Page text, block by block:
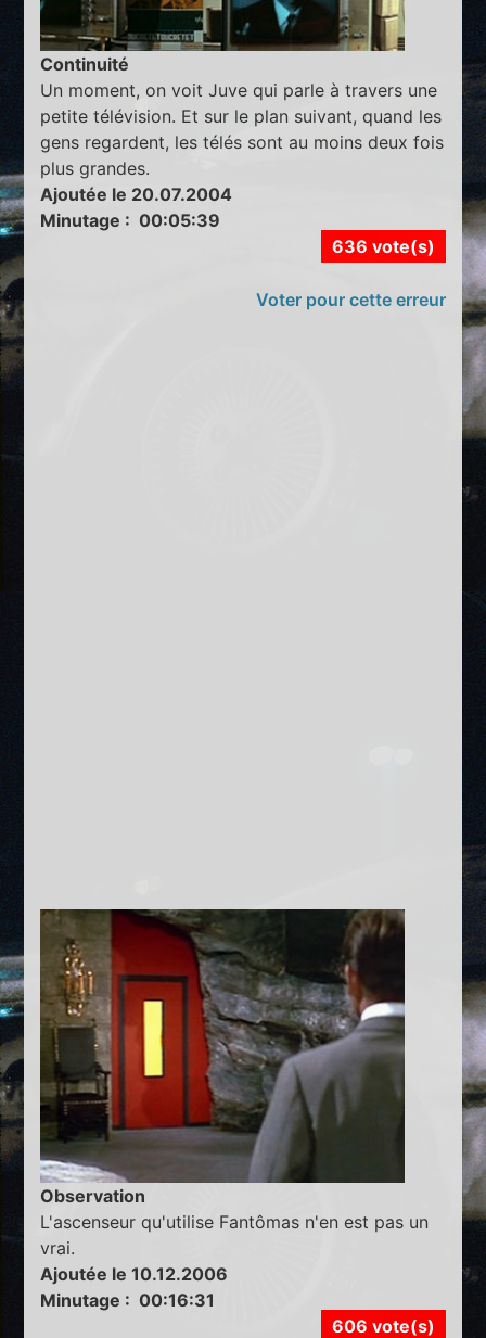
Continuité
Un moment, on voit Juve qui parle à travers une
petite télévision. Et sur le plan suivant, quand les
gens regardent, les télés sont au moins deux fois
plus grandes.
Ajoutée le 20.07.2004
Minutage : 00:05:39
636 vote(s)
Voter pour cette erreur
Observation
L'ascenseur qu'utilise Fantômas n'en est pas un
vrai.
Ajoutée le 10.12.2006
Minutage : 00:16:31
606 vote(s)